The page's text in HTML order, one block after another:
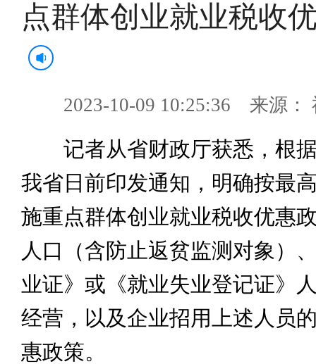
点群体创业就业税收
2023-10-09 10:25:36 来源：
记者从省财政厅获悉，根据
我省日前印发通知，明确按最
施重点群体创业就业税收优惠
人口（含防止返贫监测对象）
业证》或《就业失业登记证》
经营，以及企业招用上述人员
惠政策。